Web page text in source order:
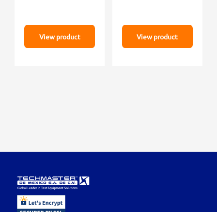
View product View product